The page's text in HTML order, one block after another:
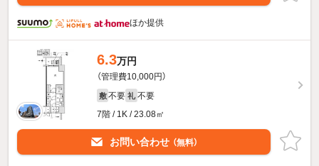
ほか提供
6.3万円
（管理費10,000円）
敷 不要 礼 不要
7階 / 1K / 23.08㎡
お問い合わせ （無料）